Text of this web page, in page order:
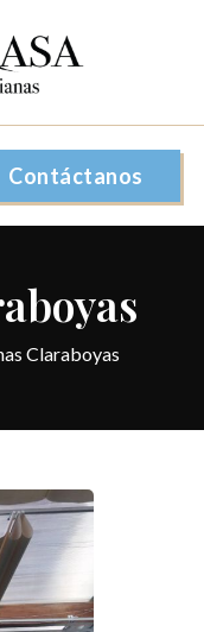
Contáctanos
Claraboyas